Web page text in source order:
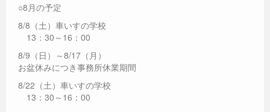
○8月の予定
8/8（土）車いすの学校
13：30～16：00
8/9（日）～8/17（月）
お盆休みにつき事務所休業期間
8/22（土）車いすの学校
13：30～16：00